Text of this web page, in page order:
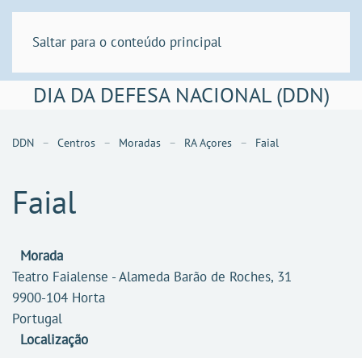
Saltar para o conteúdo principal
DIA DA DEFESA NACIONAL (DDN)
DDN Centros Moradas RA Açores Faial
Faial
Morada
Teatro Faialense - Alameda Barão de Roches, 31
9900-104 Horta
Portugal
Localização